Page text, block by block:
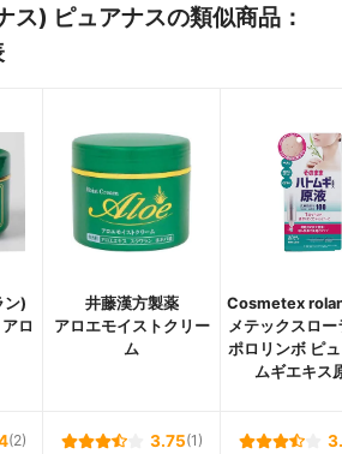
) ピュアナスの類似商品：
ン)
ロ
井藤漢方製薬
アロエモイストクリー
ム
Cosmetex
メテックスロ
ポロリンボ ピ
ムギエキス
(2) 3.75(1)